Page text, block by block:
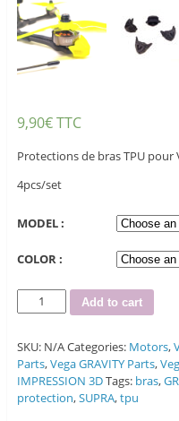
9,90€TTC
Protections de bras TPU pour
4pcs/set
MODEL :
COLOR :
Quantity Add to cart
SKU: N/ACategories: Motors,
Parts,Vega GRAVITY Parts,
IMPRESSION 3DTags: bras,
protection,SUPRA,tpu